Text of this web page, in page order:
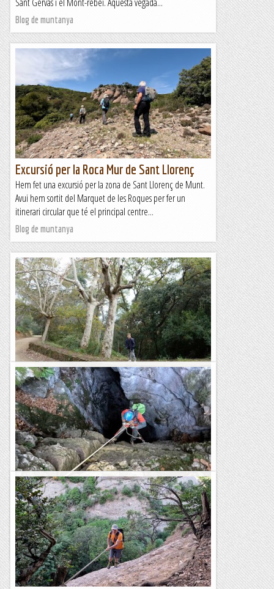
Blog de muntanya
Excursió per la Roca Mur de Sant Llorenç
Hem fet una excursió per la zona de Sant Llorenç de Munt.
Avui hem sortit del Marquet de les Roques per fer un
itinerari circular que té el principal centre...
Blog de muntanya
Escursió a Sant Ramon (Montbaig)
El Montbaig o cim de Sant Ramon, és una petita muntanya
de només 292 metres d'altitud, situada al costat de Sant Boi
de Llobregat. Tot i que és una muntanya...
Blog de muntanya
Forat de Sant Ou
El Forat de Sant Ou (o Sant Hou) és una cavitat de poca
complexitat, només dos pous enllaçats, situada a prop del
Santuari de Montgrony. Té una profunditat...
Blog de muntanya